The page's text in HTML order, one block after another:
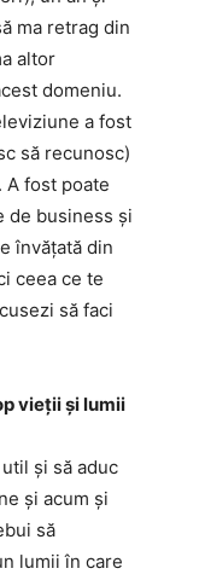
ma retrag din
altor
domeniu.
a fost
să recunosc)
A fost poate
de business și
învățată din
ceea ce te
să faci
vieții și lumii
și să aduc
și acum și
să
lumii în care